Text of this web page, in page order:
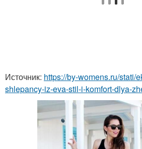
Источник: https://by-womens.ru/stati/
shlepancy-iz-eva-stil-i-komfort-dlya-